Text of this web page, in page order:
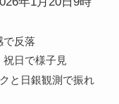
で反落
日で様子見
と日銀観測で振れ